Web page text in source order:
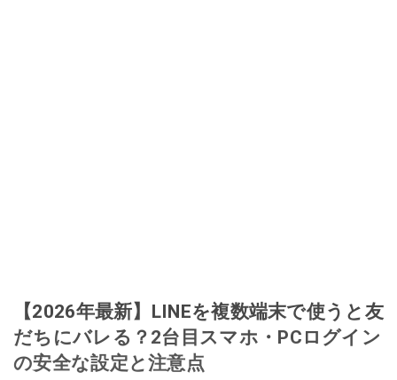
【2026年最新】LINEを複数端末で使うと友
だちにバレる？2台目スマホ・PCログイン
の安全な設定と注意点